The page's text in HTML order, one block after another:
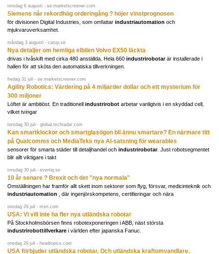
torsdag 6 augusti - se.marketscreener.com
Siemens når rekordhög orderingång ? höjer vinstprognosen
för divisionen Digital Industries, som omfattar industriautomation och
mjukvaruverksamhet.
måndag 3 augusti - carup.se
Nya detaljer om hemliga elbilen Volvo EX50 läckta
drivas i tvåskift med cirka 480 anställda. Hela 660 industrirobotarär installerade i
hallen för att sköta den automatiska tillverkningen.
fredag 31 juli - se.marketscreener.com
Agility Robotics: Värdering på 4 miljarder dollar och ett mysterium för
300 miljoner
Löftet är ambitiöst. En traditionell industrirobot arbetar vanligtvis i en skyddad cell,
vilket tvingar
torsdag 30 juli - global.techradar.com
Kan smartklockor och smartglasögon bli ännu smartare? En närmare titt
på Qualcomms och MediaTeks nya AI-satsning för wearables
sensorer för smarta städer till detaljhandel och industrirobotar. Just robotsegmentet
blir allt viktigare i takt
torsdag 30 juli - evertiq.se
10 år senare ? Brexit och det "nya normala"
Omställningen har framför allt skett inom sektorer som flyg, försvar, medicinteknik och
industriautomation , där ingenjörskompetens, certifieringar och nära
onsdag 29 juli - msn.com
USA: Vi vill inte ha fler nya utländska robotar
På Stockholmsbörsen finns robotexponeringen i ABB, näst största
industrirobottillverkare i världen efter japanska Fanuc.
onsdag 29 juli - headtopics.com
USA förbjuder utländska robotar. Och utländska kraftomvandlare.